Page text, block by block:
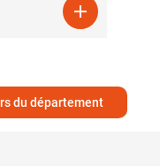

du département